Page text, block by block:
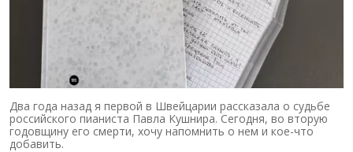
Два года назад я первой в Швейцарии рассказала о судьбе
российского пианиста Павла Кушнира. Сегодня, во вторую
годовщину его смерти, хочу напомнить о нем и кое-что
добавить.